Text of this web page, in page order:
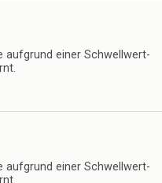
aufgrund einer Schwellwert-
aufgrund einer Schwellwert-